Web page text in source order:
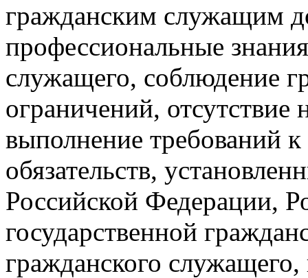
гражданским служащим
профессиональные
служащего, соблюдение
ограничений, отсутствие
выполнение требований
обязательств,
Российской Федерации,
государственной
гражданского